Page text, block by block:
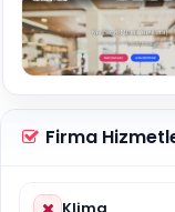
Firma